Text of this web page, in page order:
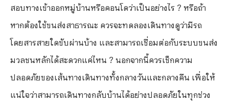
สอบทางเข้าออกหมู่บ้านหรือคอนโดว่าเป็นอย่างไร ? หรือถ้า
หากต้องใช้ขนส่งสาธารณะ ควรจะทดลองเดินทางดูว่ามีรถ
โดยสารสายใดขับผ่านบ้าง และสามารถเชื่อมต่อกับระบบขนส่ง
มวลชนหลักได้สะดวกแค่ไหน ? นอกจากนี้ควรเช็กความ
ปลอดภัยของเส้นทางเดินทางทั้งกลางวันและกลางคืน เพื่อให้
แน่ใจว่าสามารถเดินทางกลับบ้านได้อย่างปลอดภัยในทุกช่วง